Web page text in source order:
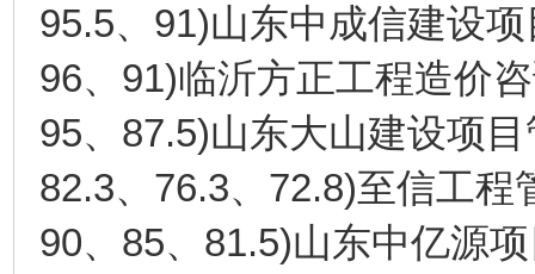
95.5、 91)山东中成信建设
96、 91)临沂方正工程造价
95、 87.5)山东大山建设项
82.3、 76.3、 72.8)至信工程
90、 85、 81.5)山东中亿源